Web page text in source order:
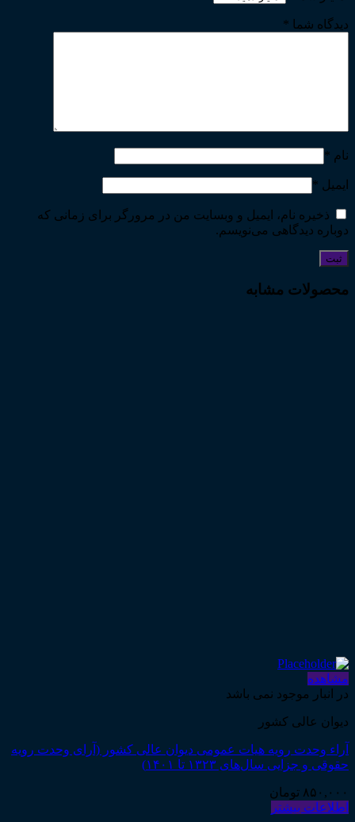
دیدگاه شما *
نام *
ایمیل *
ذخیره نام، ایمیل و وبسایت من در مرورگر برای زمانی که
دوباره دیدگاهی می‌نویسم.
محصولات مشابه
مشاهده
در انبار موجود نمی باشد
دیوان عالی کشور
آراء وحدت رویه هیات عمومی دیوان عالی کشور (آرای وحدت رویه
حقوقی و جزایی سال‌های ۱۳۲۳ تا ۱۴۰۱)
۸۵۰,۰۰۰ تومان
اطلاعات بیشتر